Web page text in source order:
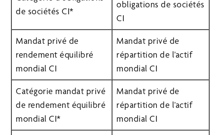
de sociétés CI*
obligations de sociétés
CI
Mandat privé de
rendement équilibré
mondial CI
Mandat privé de
répartition de l’actif
mondial CI
Catégorie mandat privé
de rendement équilibré
mondial CI*
Mandat privé de
répartition de l’actif
mondial CI